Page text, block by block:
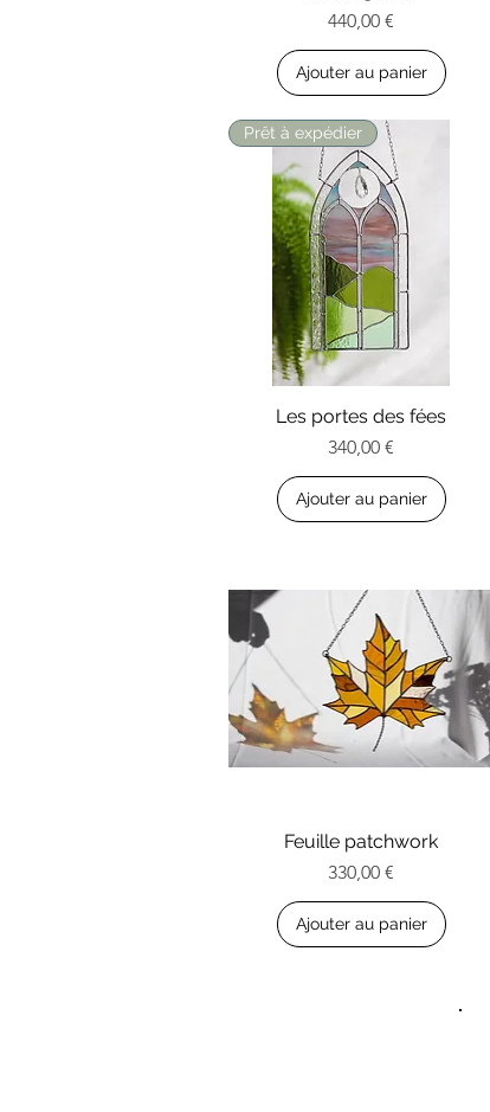
Prix
440,00 €
Ajouter au panier
Aperçu rapide
Prêt à expédier
Les portes des fées
Prix
340,00 €
Ajouter au panier
Aperçu rapide
Feuille patchwork
Prix
330,00 €
Ajouter au panier